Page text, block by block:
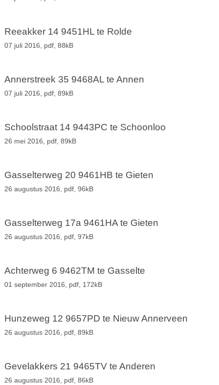
Reeakker 14 9451HL te Rolde
07 juli 2016, pdf, 88kB
Annerstreek 35 9468AL te Annen
07 juli 2016, pdf, 89kB
Schoolstraat 14 9443PC te Schoonloo
26 mei 2016, pdf, 89kB
Gasselterweg 20 9461HB te Gieten
26 augustus 2016, pdf, 96kB
Gasselterweg 17a 9461HA te Gieten
26 augustus 2016, pdf, 97kB
Achterweg 6 9462TM te Gasselte
01 september 2016, pdf, 172kB
Hunzeweg 12 9657PD te Nieuw Annerveen
26 augustus 2016, pdf, 89kB
Gevelakkers 21 9465TV te Anderen
26 augustus 2016, pdf, 86kB